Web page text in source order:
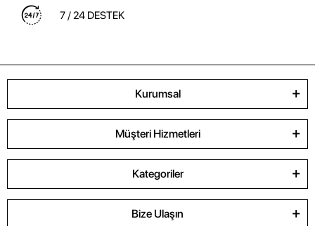
7 / 24 DESTEK
Kurumsal
Müşteri Hizmetleri
Kategoriler
Bize Ulaşın